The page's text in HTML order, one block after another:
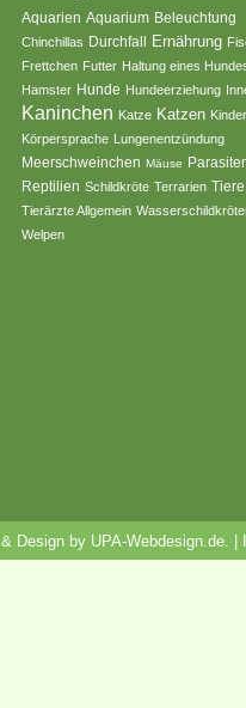
Aquarien Aquarium Beleuchtung
Chinchillas Durchfall Ernährung
Frettchen Futter Haltung eines
Hamster Hunde Hundeerziehung
Kaninchen Katze Katzen
Körpersprache Lungenentzündung
Meerschweinchen Mäuse
Reptilien Schildkröte Terrarien Tiere
Tierärzte Allgemein
Welpen
Design by UPA-Webdesign.de. |